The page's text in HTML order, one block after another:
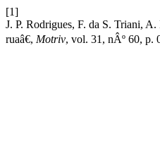
[1]
J. P. Rodrigues, F. da S. Triani,
ruaâ€, Motriv, vol. 31, nÂº 60, p.